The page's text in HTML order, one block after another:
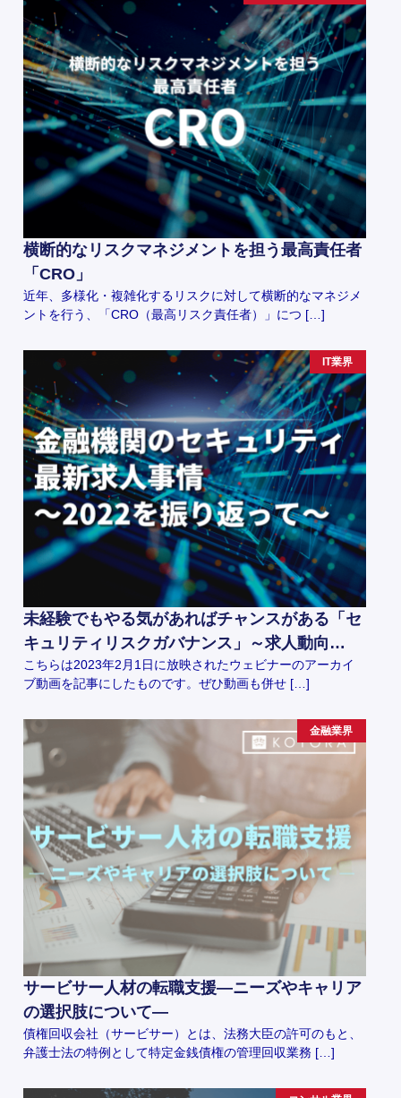
横断的なリスクマネジメントを担う最高責任者
「CRO」
近年、多様化・複雑化するリスクに対して横断的なマネジメ
ントを行う、「CRO（最高リスク責任者）」につ […]
IT業界
未経験でもやる気があればチャンスがある「セ
キュリティリスクガバナンス」～求人動向…
こちらは2023年2月1日に放映されたウェビナーのアーカイ
ブ動画を記事にしたものです。ぜひ動画も併せ […]
金融業界
サービサー人材の転職支援―ニーズやキャリア
の選択肢について―
債権回収会社（サービサー）とは、法務大臣の許可のもと、
弁護士法の特例として特定金銭債権の管理回収業務 […]